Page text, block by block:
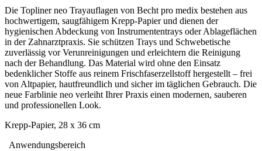
Die Topliner neo Trayauflagen von Becht pro medix bestehen aus
hochwertigem, saugfähigem Krepp-Papier und dienen der
hygienischen Abdeckung von Instrumententrays oder Ablageflächen
in der Zahnarztpraxis. Sie schützen Trays und Schwebetische
zuverlässig vor Verunreinigungen und erleichtern die Reinigung
nach der Behandlung. Das Material wird ohne den Einsatz
bedenklicher Stoffe aus reinem Frischfaserzellstoff hergestellt – frei
von Altpapier, hautfreundlich und sicher im täglichen Gebrauch. Die
neue Farblinie neo verleiht Ihrer Praxis einen modernen, sauberen
und professionellen Look.
Krepp-Papier, 28 x 36 cm
Anwendungsbereich